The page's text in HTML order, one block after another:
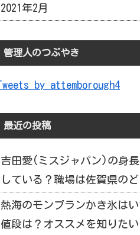
2021年2月
管理人のつぶやき
by attemborough4
最近の投稿
吉田愛(ミスジャパン)の身
している？職場は佐賀県のど
熱海のモンブランかき氷はい
値段は？オススメを知りたい